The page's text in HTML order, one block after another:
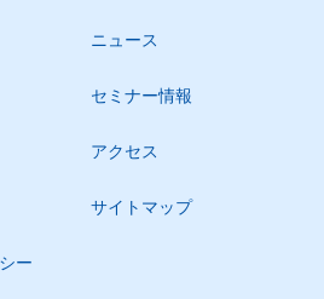
ニュース
セミナー情報
アクセス
サイトマップ
ー